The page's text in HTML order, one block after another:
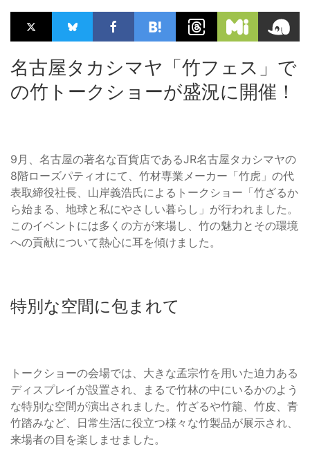
名古屋タカシマヤ「竹フェス」で
の竹トークショーが盛況に開催！
9月、名古屋の著名な百貨店であるJR名古屋タカシマヤの
8階ローズパティオにて、竹材専業メーカー「竹虎」の代
表取締役社長、山岸義浩氏によるトークショー「竹ざるか
ら始まる、地球と私にやさしい暮らし」が行われました。
このイベントには多くの方が来場し、竹の魅力とその環境
への貢献について熱心に耳を傾けました。
特別な空間に包まれて
トークショーの会場では、大きな孟宗竹を用いた迫力ある
ディスプレイが設置され、まるで竹林の中にいるかのよう
な特別な空間が演出されました。竹ざるや竹籠、竹皮、青
竹踏みなど、日常生活に役立つ様々な竹製品が展示され、
来場者の目を楽しませました。